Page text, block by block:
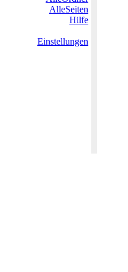
AlleSeiten
Hilfe
Einstellungen